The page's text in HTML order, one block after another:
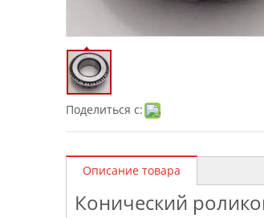
Поделиться с:
Описание товара
Конический